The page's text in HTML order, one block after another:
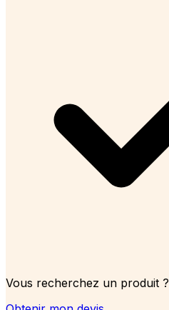
Vous recherchez un produit ?